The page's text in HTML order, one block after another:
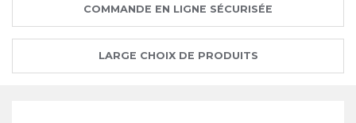
COMMANDE EN LIGNE SÉCURISÉE
LARGE CHOIX DE PRODUITS